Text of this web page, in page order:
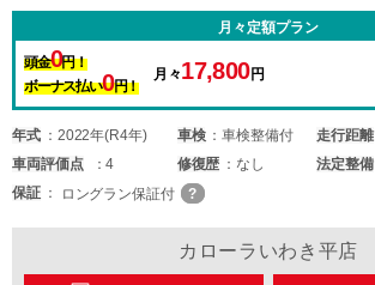
月々定額プラン
頭金0円！
ボーナス払い0円！
月々17,800円
年式 2022年(R4年) 車検 車検整備付 走行距離
車両評価点 4 修復歴 なし 法定整備
保証
ロングラン保証付
カローラいわき平店